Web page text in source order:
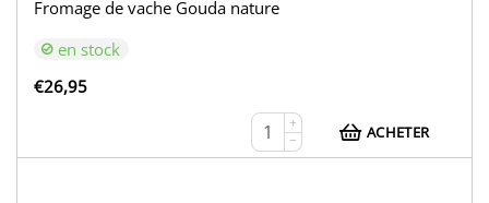
Fromage de vache Gouda nature
en stock
€26,95
+
−
ACHETER